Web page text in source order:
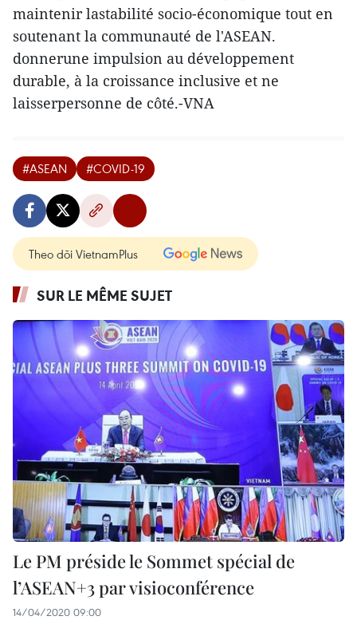
maintenir lastabilité socio-économique tout en
soutenant la communauté de l'ASEAN.
donnerune impulsion au développement
durable, à la croissance inclusive et ne
laisserpersonne de côté.-VNA
#ASEAN #COVID-19
Theo dõi VietnamPlus
SUR LE MÊME SUJET
Le PM préside le Sommet spécial de
l’ASEAN+3 par visioconférence
14/04/2020 09:00